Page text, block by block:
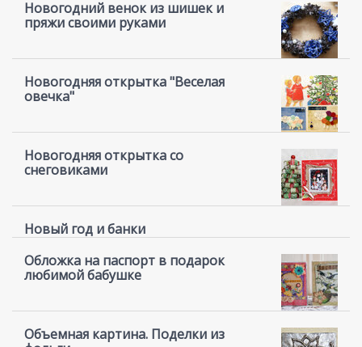
Новогодний венок из шишек и
пряжи своими руками
Новогодняя открытка "Веселая
овечка"
Новогодняя открытка со
снеговиками
Новый год и банки
Обложка на паспорт в подарок
любимой бабушке
Объемная картина. Поделки из